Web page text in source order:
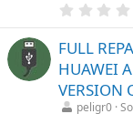
FULL
HUAWEI
VERSION
peligr0